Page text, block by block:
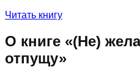
Читать книгу
О книге «(Не)
отпущу»